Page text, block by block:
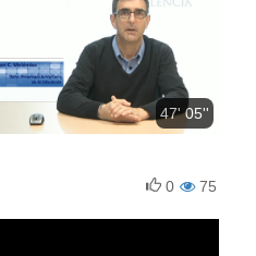
47' 05''
75
0